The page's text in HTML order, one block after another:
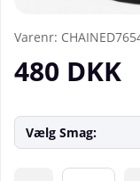
Varenr:
480 DKK
Vælg Smag: